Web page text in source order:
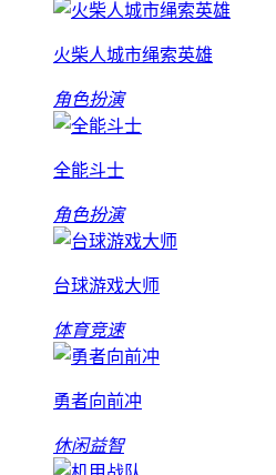
火柴人城市绳索英雄
角色扮演
全能斗士
角色扮演
台球游戏大师
体育竞速
勇者向前冲
休闲益智